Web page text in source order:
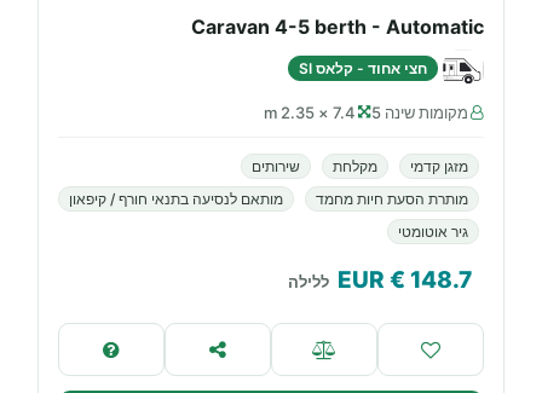
Caravan 4-5 berth - Automatic
חצי אחוד - קלאס SI
מקומות שינה 5 7.4 × 2.35 m
מזגן קדמי מקלחת
שירותים
מותרת הסעת חיות מחמד
מותאם לנסיעה בתנאי חורף / קיפאון
גיר אוטומטי
148.7
€ EUR ללילה